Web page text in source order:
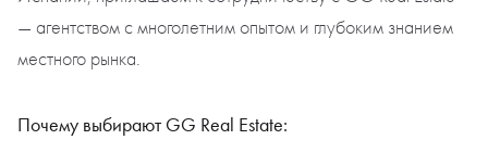
— агентством с многолетним опытом и глубоким знанием
местного рынка.
Почему выбирают GG Real Estate: